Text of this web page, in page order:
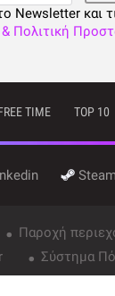
Newsletter και
Πολιτική
TIME TOP 10
Steam
Παροχή
Σύστημα